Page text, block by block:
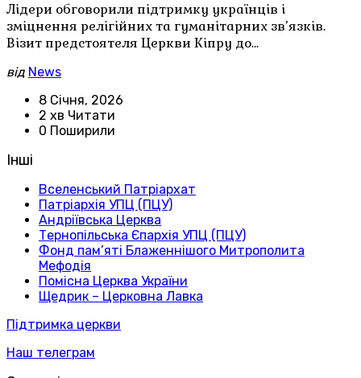
Лідери обговорили підтримку українців і
зміцнення релігійних та гуманітарних зв’язків.
Візит предстоятеля Церкви Кіпру до…
від News
8 Січня, 2026
2 хв Читати
0 Поширили
Інші
Вселенський Патріархат
Патріархія УПЦ (ПЦУ)
Андріївська Церква
Тернопільська Єпархія УПЦ (ПЦУ)
Фонд пам’яті Блаженнішого Митрополита
Мефодія
Помісна Церква України
Щедрик – Церковна Лавка
Підтримка церкви
Наш телеграм